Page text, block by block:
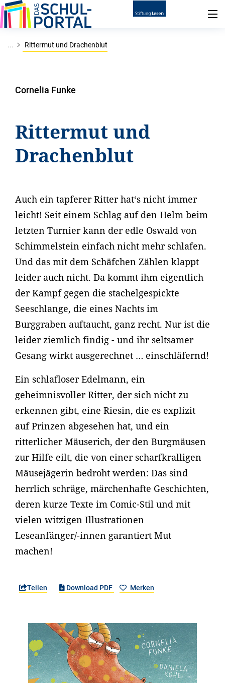
... Rittermut und Drachenblut
Cornelia Funke
Rittermut und
Drachenblut
Auch ein tapferer Ritter hat‘s nicht immer
leicht! Seit einem Schlag auf den Helm beim
letzten Turnier kann der edle Oswald von
Schimmelstein einfach nicht mehr schlafen.
Und das mit dem Schäfchen Zählen klappt
leider auch nicht. Da kommt ihm eigentlich
der Kampf gegen die stachelgespickte
Seeschlange, die eines Nachts im
Burggraben auftaucht, ganz recht. Nur ist die
leider ziemlich findig - und ihr seltsamer
Gesang wirkt ausgerechnet … einschläfernd!
Ein schlafloser Edelmann, ein
geheimnisvoller Ritter, der sich nicht zu
erkennen gibt, eine Riesin, die es explizit
auf Prinzen abgesehen hat, und ein
ritterlicher Mäuserich, der den Burgmäusen
zur Hilfe eilt, die von einer scharfkralligen
Mäusejägerin bedroht werden: Das sind
herrlich schräge, märchenhafte Geschichten,
deren kurze Texte im Comic-Stil und mit
vielen witzigen Illustrationen
Leseanfänger/-innen garantiert Mut
machen!
Teilen Download PDF Merken